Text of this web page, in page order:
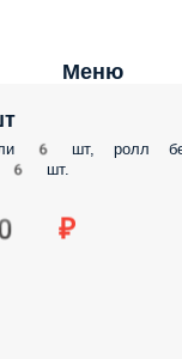
Меню
6 шт, ролл
6 шт.
₽